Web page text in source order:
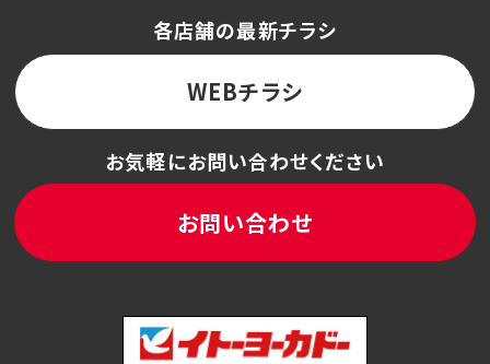
各店舗の最新チラシ
WEBチラシ
お気軽にお問い合わせください
お問い合わせ